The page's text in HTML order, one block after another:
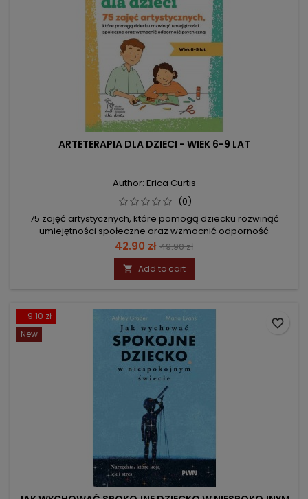
ARTETERAPIA DLA DZIECI - WIEK 6-9 LAT
Author: Erica Curtis
(0)
75 zajęć artystycznych, które pomogą dziecku rozwinąć
umiejętności społeczne oraz wzmocnić odporność
psychiczną
Price
42.90 zł Regular
price
49.90 zł
 Add to cart
- 9.10 zł
New
favorite_border